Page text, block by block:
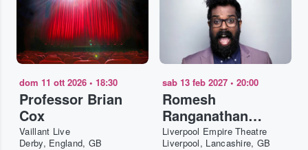
dom 11 ott 2026 • 18:30
Professor Brian
Cox
Vaillant Live
Derby, England, GB
sab 13 feb 2027 • 20:00
Romesh
Ranganathan
Liverpool
Liverpool Empire Theatre
Liverpool, Lancashire, GB